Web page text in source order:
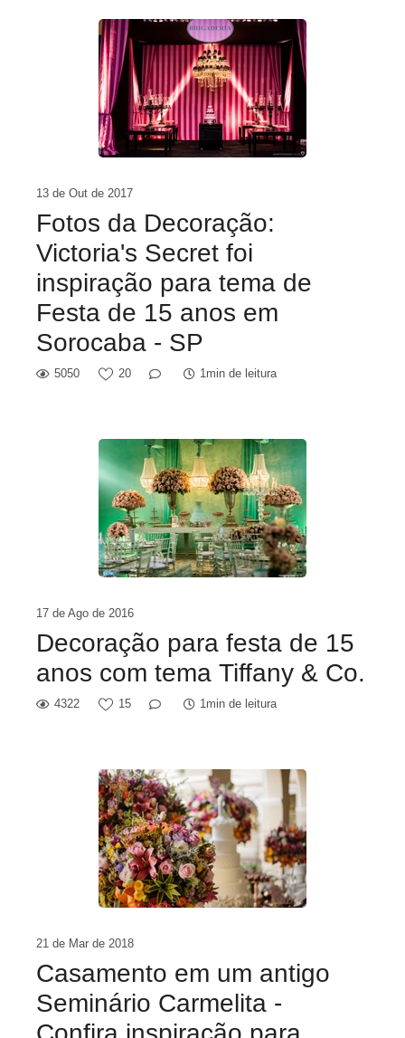
13 de Out de 2017
Fotos da Decoração:
Victoria's Secret foi
inspiração para tema de
Festa de 15 anos em
Sorocaba - SP
5050 20 1min de leitura
17 de Ago de 2016
Decoração para festa de 15
anos com tema Tiffany & Co.
4322 15 1min de leitura
21 de Mar de 2018
Casamento em um antigo
Seminário Carmelita -